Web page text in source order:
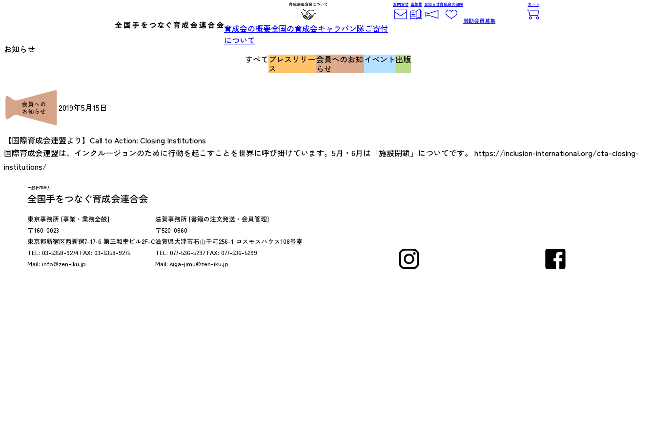
育成会連合会について
育成会の概要全国の育成会キャラバン隊ご寄付
について
お問合せ 出版物 お知らせ育成会の保険
賛助会員募集
カート
お知らせ
すべて プレスリリー
ス
会員へのお知
らせ
イベント出版
2019年5月15日
【国際育成会連盟より】Call to Action: Closing Institutions
国際育成会連盟は、インクルージョンのために行動を起こすことを世界に呼び掛けています。5月・6月は「施設閉鎖」についてです。 https://inclusion-international.org/cta-closing-
institutions/
一般社団法人
全国手をつなぐ育成会連合会
東京事務所 [事業・業務全般]
〒160-0023
東京都新宿区西新宿7-17-6 第三和幸ビル2F-C
TEL: 03-5358-9274FAX: 03-5358-9275
Mail: info@zen-iku.jp
滋賀事務所 [書籍の注文発送・会員管理]
〒520-0860
滋賀県大津市石山千町256-1 コスモスハウス108号室
TEL: 077-536-5297 FAX: 077-536-5299
Mail: siga-jimu@zen-iku.jp